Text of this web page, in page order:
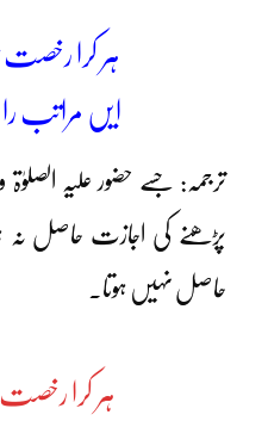
ہر کرا رخصت
ایں مراتب را
ترجمہ: جسے حضور علیہ
پڑھنے کی اجازت حاصل
حاصل نہیں ہوتا۔
ہر کرا رخصت